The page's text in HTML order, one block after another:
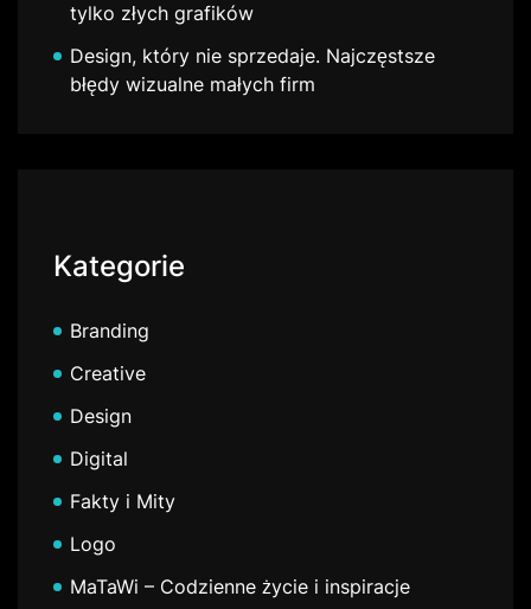
tylko złych grafików
Design, który nie sprzedaje. Najczęstsze
błędy wizualne małych firm
Kategorie
Branding
Creative
Design
Digital
Fakty i Mity
Logo
MaTaWi – Codzienne życie i inspiracje